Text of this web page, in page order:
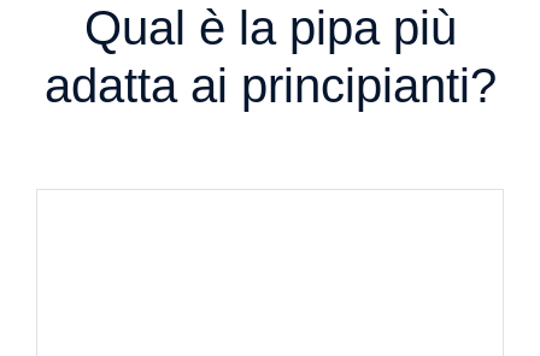
Qual è la pipa più
adatta ai principianti?